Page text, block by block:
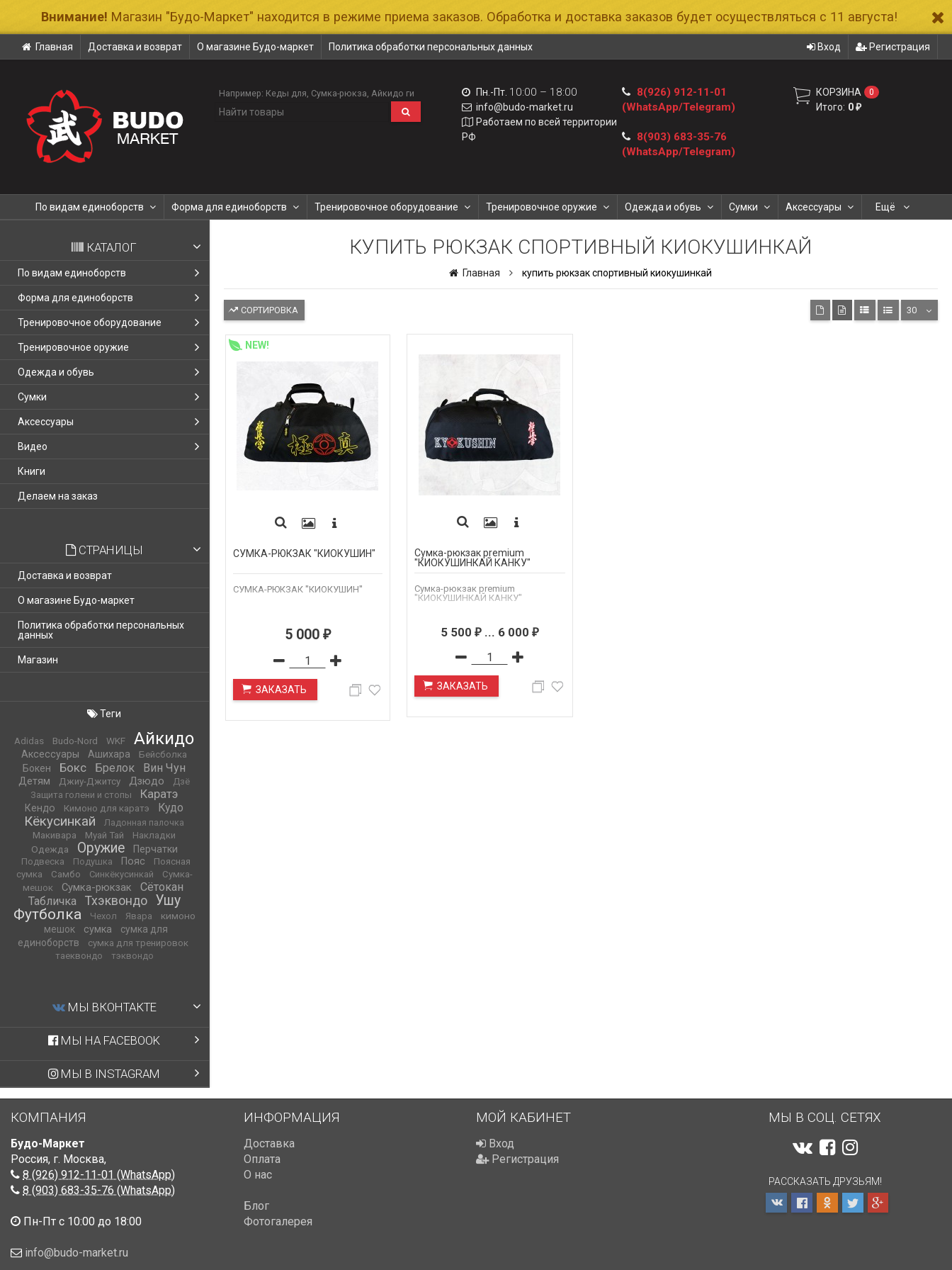
Внимание! Магазин "Будо-Маркет" находится в режиме приема заказов. Обработка и доставка заказов будет осуществляться с 11 августа!
Главная Доставка и возврат О магазине Будо-маркет Политика обработки персональных данных Вход Регистрация
Например: Кеды для Сумка-рюкза Айкидо ги Пн.-Пт. 10:00 – 18:00
info@budo-market.ru
Работаем по всей территории
РФ
8(926) 912-11-01
(WhatsApp/Telegram)
8(903) 683-35-76
(WhatsApp/Telegram)
КОРЗИНА 0
Итого: 0₽
По видам единоборств Форма для единоборств Тренировочное оборудование Тренировочное оружие Одежда и обувь Сумки Аксессуары Ещё
КАТАЛОГ
По видам единоборств
Форма для единоборств
Тренировочное оборудование
Тренировочное оружие
Одежда и обувь
Сумки
Аксессуары
Видео
Книги
Делаем на заказ
СТРАНИЦЫ
Доставка и возврат
О магазине Будо-маркет
Политика обработки персональных
данных
Магазин
Теги
Adidas Budo-Nord WKF Айкидо
Аксессуары Ашихара Бейсболка
Бокен Бокс Брелок Вин Чун
Детям Джиу-Джитсу Дзюдо
Дзё
Защита голени и стопы
Каратэ
Кендо Кимоно для каратэ Кудо
Кёкусинкай
Ладонная палочка
Макивара
Муай Тай Накладки
Одежда Оружие Перчатки
Подвеска Подушка Пояс
Поясная
сумка
Самбо Синкёкусинкай
Сумка-
мешок
Сумка-рюкзак
Сётокан
Табличка
Тхэквондо Ушу
Футболка Чехол Явара
кимоно
мешок
сумка
сумка для
единоборств
сумка для тренировок
таеквондо
тэквондо
МЫ ВКОНТАКТЕ
МЫ НА FACEBOOK
МЫ В INSTAGRAM
КУПИТЬ РЮКЗАК СПОРТИВНЫЙ КИОКУШИНКАЙ
Главная купить рюкзак спортивный киокушинкай
СОРТИРОВКА 30
NEW!
СУМКА-РЮКЗАК "КИОКУШИН"
СУМКА-РЮКЗАК "КИОКУШИН"
5 000 ₽
ЗАКАЗАТЬ
Сумка-рюкзак premium
"КИОКУШИНКАЙ КАНКУ"
Сумка-рюкзак premium
"КИОКУШИНКАЙ КАНКУ"
5 500 ₽... 6 000 ₽
ЗАКАЗАТЬ
КОМПАНИЯ
Будо-Маркет
Россия, г. Москва,
8 (926) 912-11-01 (WhatsApp)
8 (903) 683-35-76 (WhatsApp)
Пн-Пт с 10:00 до 18:00
info@budo-market.ru
ИНФОРМАЦИЯ
Доставка
Оплата
О нас
Блог
Фотогалерея
МОЙ КАБИНЕТ
Вход
Регистрация
МЫ В СОЦ. СЕТЯХ
РАССКАЗАТЬ ДРУЗЬЯМ!